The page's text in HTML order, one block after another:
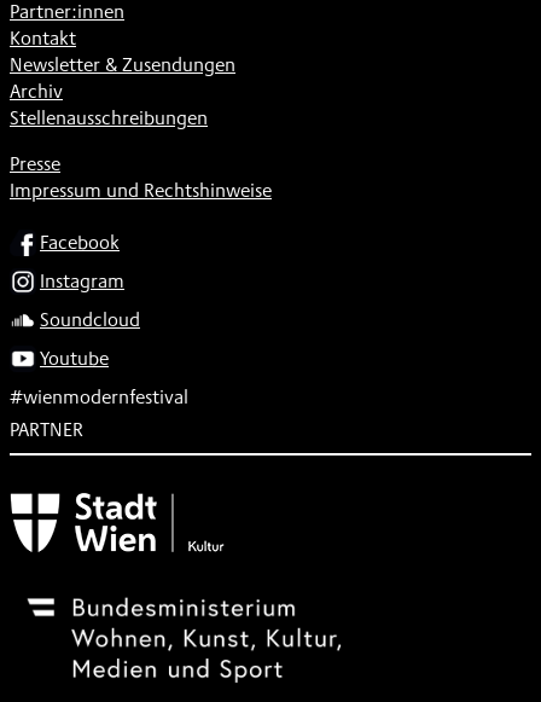
Partner:innen
Kontakt
Newsletter & Zusendungen
Archiv
Stellenausschreibungen
Presse
Impressum und Rechtshinweise
SOCIALFacebook
Instagram
Soundcloud
Youtube
#wienmodernfestival
PARTNER
Subventionsgeber